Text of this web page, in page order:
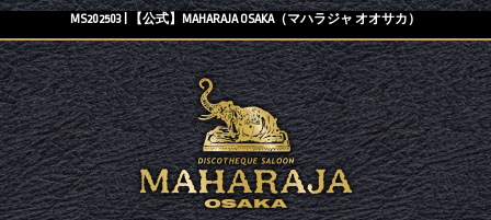
MS202503 | 【公式】MAHARAJA OSAKA（マハラジャ オオサカ）